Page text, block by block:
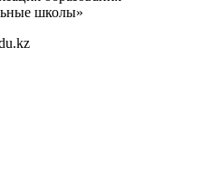
школы»